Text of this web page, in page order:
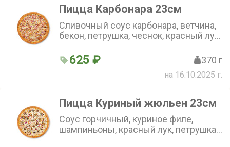
Пицца Карбонара 23см
Сливочный соус карбонара, ветчина,
бекон, петрушка, чеснок, красный лук,
625 ₽ 370 г
на 16.10.2025 г.
Пицца Куриный жюльен 23см
Соус горчичный, куриное филе,
шампиньоны, красный лук, петрушка,